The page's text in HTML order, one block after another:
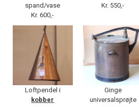
spand/vase
Kr. 600,-
Kr. 550,-
Loftpendel i
kobber
Ginge
universalsprøjte